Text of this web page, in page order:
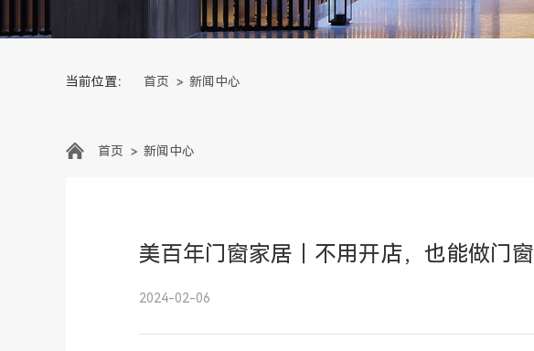
当前位置： 首页 新闻中心
首页 新闻中心
美百年门窗家居｜不用开店，也能做门窗
2024-02-06